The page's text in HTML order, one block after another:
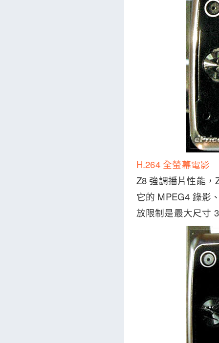
H.264 全螢幕電影
Z8 強調播片性能
它的 MPEG4 錄影
放限制是最大尺寸